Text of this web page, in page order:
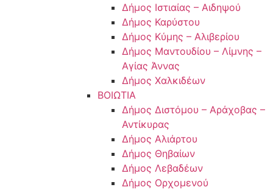
Δήμος Ιστιαίας – Αιδηψού
Δήμος Καρύστου
Δήμος Κύμης – Αλιβερίου
Δήμος Μαντουδίου – Λίμνης –
Αγίας Άννας
Δήμος Χαλκιδέων
ΒΟΙΩΤΙΑ
Δήμος Διστόμου – Αράχοβας –
Αντίκυρας
Δήμος Αλιάρτου
Δήμος Θηβαίων
Δήμος Λεβαδέων
Δήμος Ορχομενού